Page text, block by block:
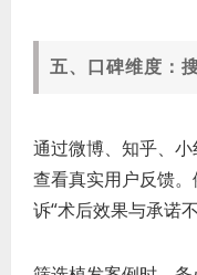
五、口碑维度：
通过微博、知乎、
查看真实用户反馈
诉“术后效果与承诺